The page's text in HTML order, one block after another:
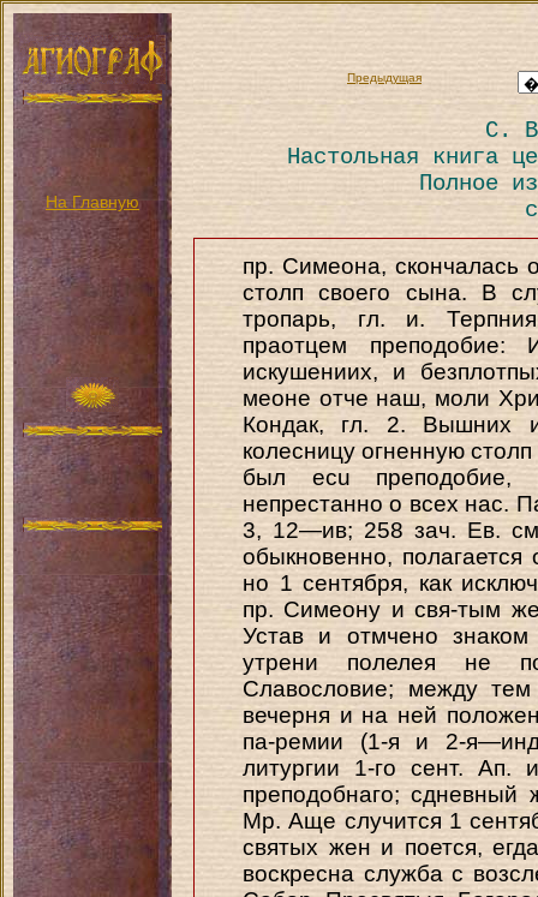
На Главную
Предыдущая
С.
Настольная книга
Полное
пр. Симеона, скончалась
столп своего сына. В
тропарь, гл. и.
праотцем
искушениих, и
меоне отче наш, моли
Кондак, гл. 2. Вышних
колесницу огненную
был ecu
непрестанно о всех нас.
3, 12—ив; 258 зач. Ев.
обыкновенно,
но 1 сентября, как
пр. Симеону и свя-тым
Устав и отмчено
утрени полелея не
Славословие; между тем
вечерня и на ней
па-ремии (1-я и 2-
литургии 1-го сент.
преподобнаго;
Мр. Аще случится 1
святых жен и поется,
воскресна служба с